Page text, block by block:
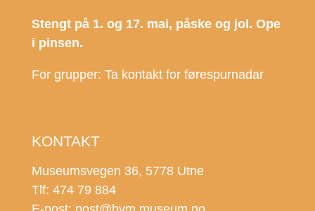
Stengt på 1. og 17. mai, påske og jol. Ope
i pinsen.
For grupper: Ta kontakt for førespurnadar
KONTAKT
Museumsvegen 36, 5778 Utne
Tlf: 474 79 884